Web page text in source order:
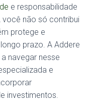
e responsabilidade
você não só contribui
protege e
prazo. A Addere
navegar nesse
e
investimentos.